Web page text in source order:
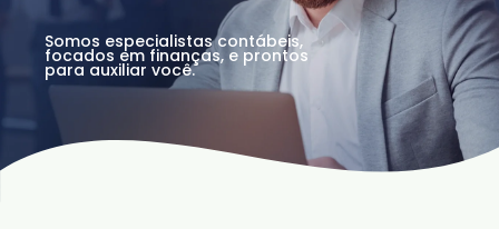
Somos especialistas contábeis,
focados em finanças, e prontos
para auxiliar você.